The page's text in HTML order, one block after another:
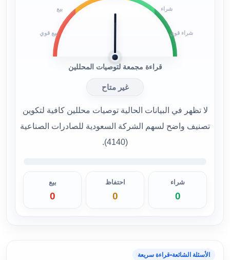
بيع قوي
بيع شراء
شراء قوي
قراءة مجمعة لتوصيات المحللين
غير متاح
لا تظهر في البيانات الحالية توصيات محللين كافية لتكوين
تصنيف واضح لسهم الشركة السعودية للصادرات الصناعية
(4140).
شراء
0
احتفاظ
0
بيع
0
الأسئلة الشائعة•قراءة سريعة